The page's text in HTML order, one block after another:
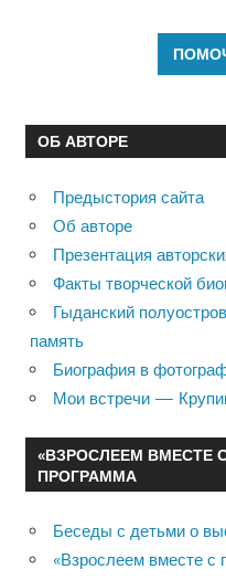
ОБ АВТОРЕ
Предыстория сайта
Об авторе
Презентация
Факты творческой
Гыданский
память
Биография в
Мои встречи —
«ВЗРОСЛЕЕМ ВМЕСТЕ
ПРОГРАММА
Беседы с детьми о
«Взрослеем вместе с